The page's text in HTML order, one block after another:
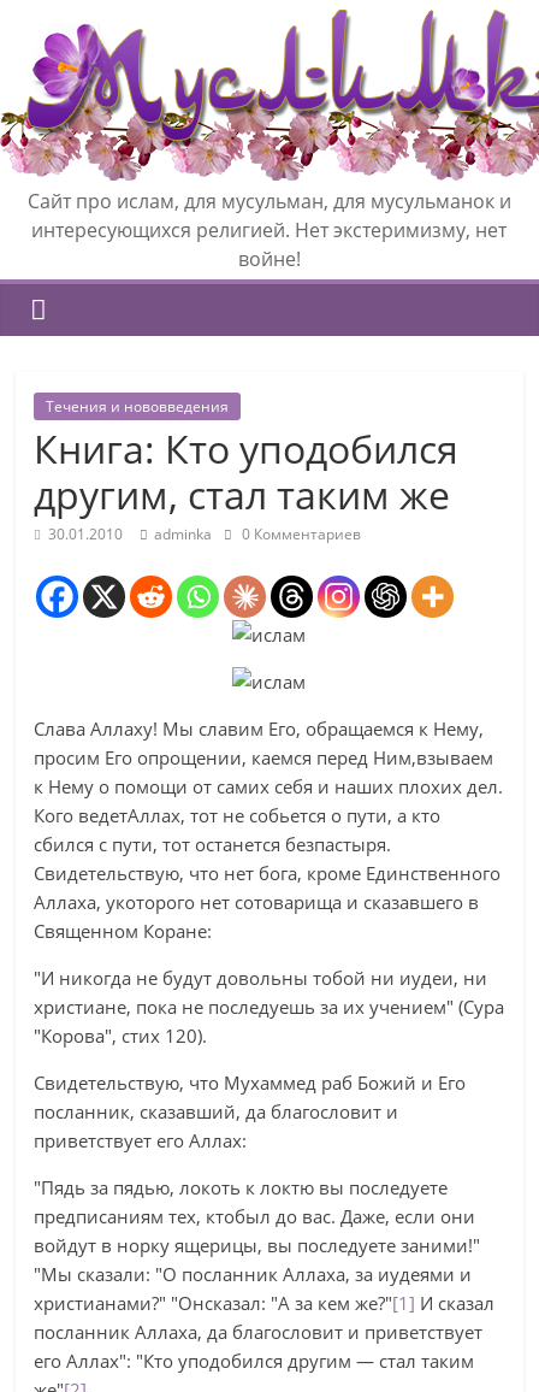
Сайт про ислам, для мусульман, для мусульманок и
интересующихся религией. Нет экстеримизму, нет
войне!
Течения и нововведения
Книга: Кто уподобился
другим, стал таким же
30.01.2010 adminka 0 Комментариев
Слава Аллаху! Мы славим Его, обращаемся к Нему,
просим Его опрощении, каемся перед Ним,взываем
к Нему о помощи от самих себя и наших плохих дел.
Кого ведетАллах, тот не собьется о пути, а кто
сбился с пути, тот останется безпастыря.
Свидетельствую, что нет бога, кроме Единственного
Аллаха, укоторого нет сотоварища и сказавшего в
Священном Коране:
"И никогда не будут довольны тобой ни иудеи, ни
христиане, пока не последуешь за их учением" (Сура
"Корова", стих 120).
Свидетельствую, что Мухаммед раб Божий и Его
посланник, сказавший, да благословит и
приветствует его Аллах:
"Пядь за пядью, локоть к локтю вы последуете
предписаниям тех, ктобыл до вас. Даже, если они
войдут в норку ящерицы, вы последуете заними!"
"Мы сказали: "О посланник Аллаха, за иудеями и
христианами?" "Онсказал: "А за кем же?"[1] И сказал
посланник Аллаха, да благословит и приветствует
его Аллах": "Кто уподобился другим — стал таким